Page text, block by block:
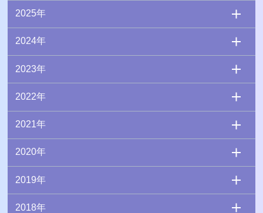
2025年
2024年
2023年
2022年
2021年
2020年
2019年
2018年